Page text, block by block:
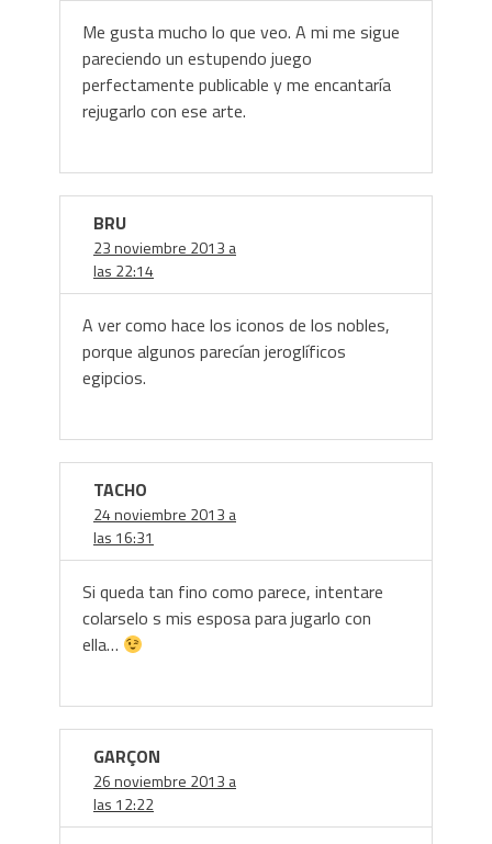
Me gusta mucho lo que veo. A mi me sigue
pareciendo un estupendo juego
perfectamente publicable y me encantaría
rejugarlo con ese arte.
BRU
23 noviembre 2013 a
las 22:14
A ver como hace los iconos de los nobles,
porque algunos parecían jeroglíficos
egipcios.
TACHO
24 noviembre 2013 a
las 16:31
Si queda tan fino como parece, intentare
colarselo s mis esposa para jugarlo con
ella…
GARÇON
26 noviembre 2013 a
las 12:22